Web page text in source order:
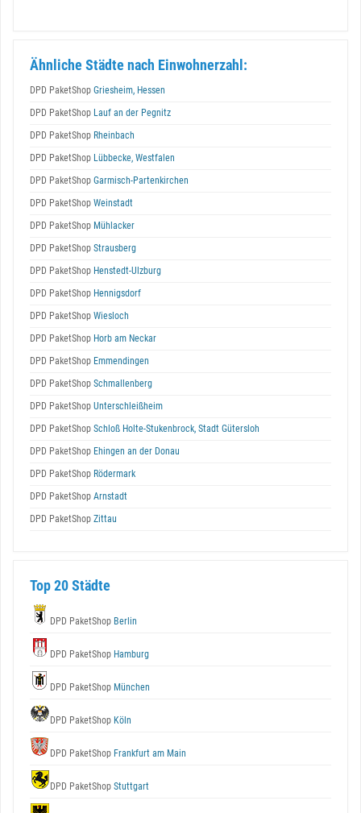
Ähnliche Städte nach Einwohnerzahl:
DPD PaketShop Griesheim, Hessen
DPD PaketShop Lauf an der Pegnitz
DPD PaketShop Rheinbach
DPD PaketShop Lübbecke, Westfalen
DPD PaketShop Garmisch-Partenkirchen
DPD PaketShop Weinstadt
DPD PaketShop Mühlacker
DPD PaketShop Strausberg
DPD PaketShop Henstedt-Ulzburg
DPD PaketShop Hennigsdorf
DPD PaketShop Wiesloch
DPD PaketShop Horb am Neckar
DPD PaketShop Emmendingen
DPD PaketShop Schmallenberg
DPD PaketShop Unterschleißheim
DPD PaketShop Schloß Holte-Stukenbrock, Stadt Gütersloh
DPD PaketShop Ehingen an der Donau
DPD PaketShop Rödermark
DPD PaketShop Arnstadt
DPD PaketShop Zittau
Top 20 Städte
DPD PaketShop Berlin
DPD PaketShop Hamburg
DPD PaketShop München
DPD PaketShop Köln
DPD PaketShop Frankfurt am Main
DPD PaketShop Stuttgart